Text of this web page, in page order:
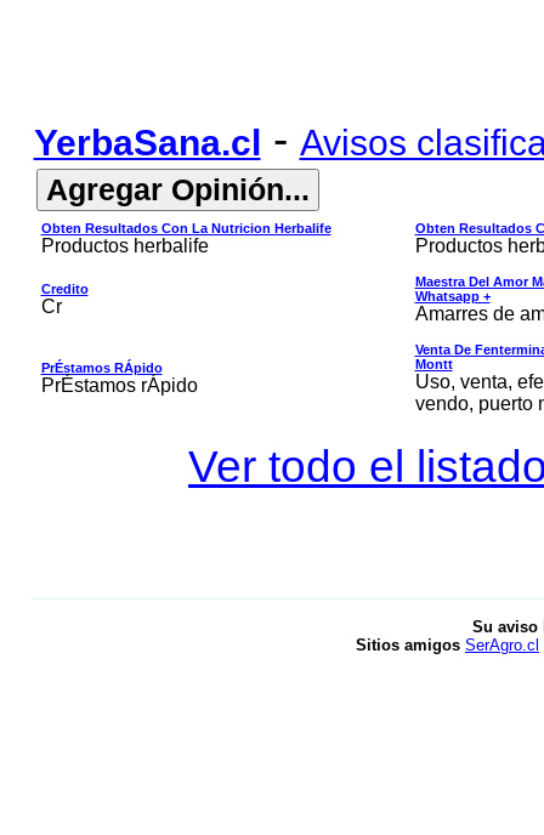
YerbaSana.cl - Avisos
Obten Resultados Con La Nutricion Herbalife
Productos herbalife
Obten Resultados
Productos
Credito
Cr
Maestra Del Amor
Whatsapp +
Amarres de
PrÉstamos RÁpido
PrÉstamos rÁpido
Venta De
Montt
Uso, venta,
vendo, puerto
Ver todo el
Su
Sitios amigos SerAgro.cl